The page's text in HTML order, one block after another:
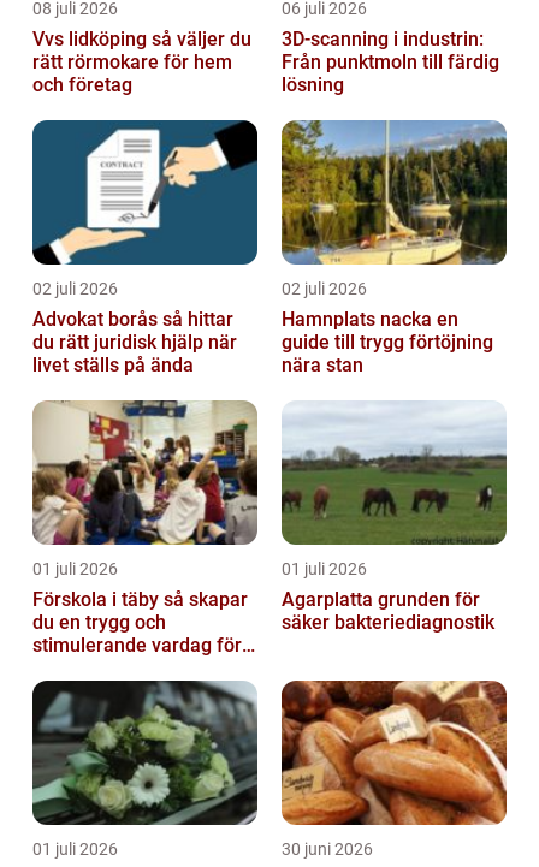
08 juli 2026
Vvs lidköping så väljer du
rätt rörmokare för hem
och företag
06 juli 2026
3D-scanning i industrin:
Från punktmoln till färdig
lösning
02 juli 2026
Advokat borås så hittar
du rätt juridisk hjälp när
livet ställs på ända
02 juli 2026
Hamnplats nacka en
guide till trygg förtöjning
nära stan
01 juli 2026
Förskola i täby så skapar
du en trygg och
stimulerande vardag för
01 juli 2026
Agarplatta grunden för
säker bakteriediagnostik
01 juli 2026 30 juni 2026